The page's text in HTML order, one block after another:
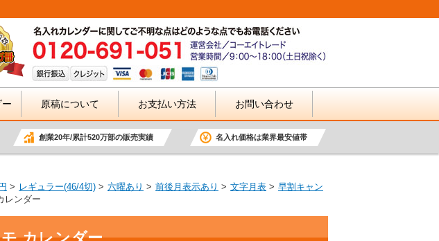
原稿について お支払い方法 お問い合わせ
創業20年/累計520万部の販売実績 名入れ価格は業界最安値帯
レギュラー(46/4切) 六曜あり 前後月表示あり 文字月表
早割キャン
レンダー